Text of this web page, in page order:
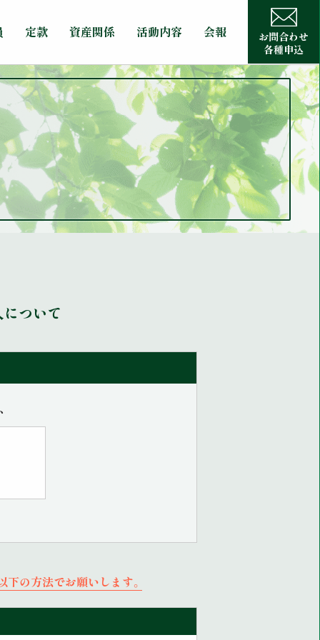
定款 資産関係 活動内容 会報
お問合わせ
各種申込
について
下の方法でお願いします。